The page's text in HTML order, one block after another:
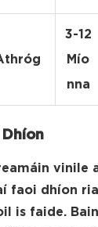
3-12
Mío
nna
vinile
faoi dhíon
is faide.